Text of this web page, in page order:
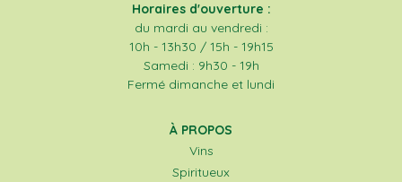
Horaires d'ouverture :
du mardi au vendredi :
10h - 13h30 / 15h - 19h15
Samedi : 9h30 - 19h
Fermé dimanche et lundi
À PROPOS
Vins
Spiritueux